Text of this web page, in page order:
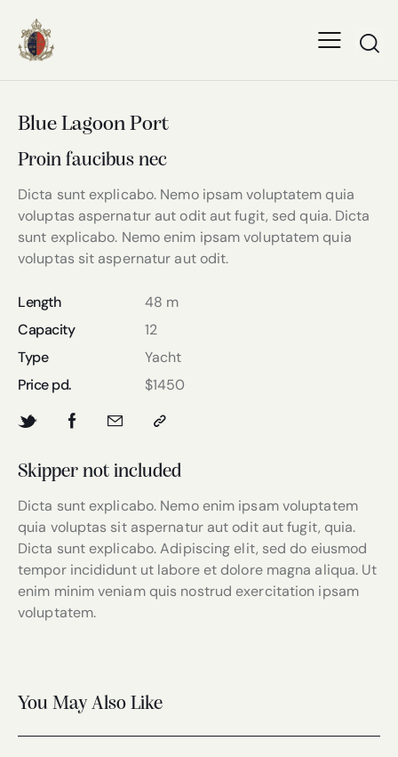
Blue Lagoon Port
Skipper not included
Dicta sunt explicabo. Nemo enim ipsam voluptatem
quia voluptas sit aspernatur aut odit aut fugit, quia.
Dicta sunt explicabo. Adipiscing elit, sed do eiusmod
tempor incididunt ut labore et dolore magna aliqua. Ut
enim minim veniam quis nostrud exercitation ipsam
voluptatem.
Proin faucibus nec
Dicta sunt explicabo. Nemo ipsam voluptatem quia
voluptas aspernatur aut odit aut fugit, sed quia. Dicta
sunt explicabo. Nemo enim ipsam voluptatem quia
voluptas sit aspernatur aut odit.
Length
48 m
Capacity
12
Type
Yacht
Price pd.
$1450
You May Also Like